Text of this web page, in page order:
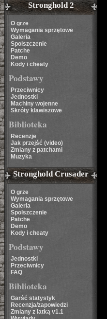
Stronghold 2
O grze
Wymagania sprzętowe
Galeria
Spolszczenie
Patche
Demo
Kody i cheaty
Podstawy
Przeciwnicy
Jednostki
Machiny wojenne
Skróty klawiszowe
Biblioteka
Recenzje
Jak przejść (video)
Zmiany z patchami
Muzyka
Stronghold Crusader
O grze
Wymagania sprzętowe
Galeria
Spolszczenie
Patche
Demo
Kody i cheaty
Podstawy
Jednostki
Przeciwnicy
FAQ
Biblioteka
Garść statystyk
Recenzja/zapowiedzi
Zmiany z łatką v1.1